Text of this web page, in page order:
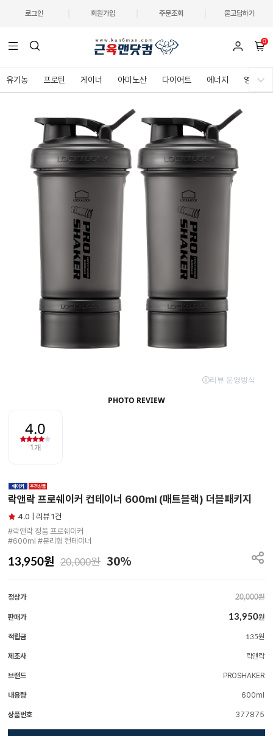
로그인 회원가입 주문조회 묻고답하기
0
유기농 프로틴 게이너 아미노산 다이어트 에너지 영양제
락앤락 프로쉐이커 컨테이너 600ml (매트블랙) 더블패키지
4.0 | 리뷰 1건
#락앤락 정품 프로쉐이커
#600ml #분리형 컨테이너
13,950원 20,000원 30%
정상가 20,000원
판매가 13,950원
적립금 135원
제조사 락앤락
브랜드 PROSHAKER
내용량 600ml
상품번호 377875